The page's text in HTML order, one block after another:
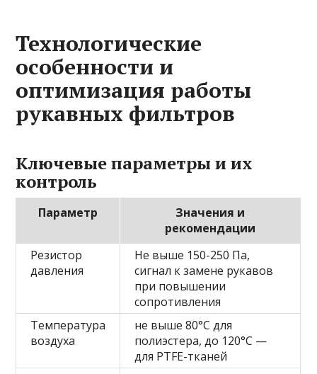
Технологические
особенности и
оптимизация работы
рукавных фильтров
Ключевые параметры и их
контроль
Параметр
Значения и
рекомендации
Резистор
давления
Не выше 150-250 Па,
сигнал к замене рукавов
при повышении
сопротивления
Температура
воздуха
не выше 80°C для
полиэстера, до 120°C —
для PTFE-тканей